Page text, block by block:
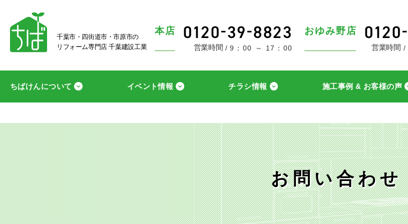
千葉市・四街道市・市原市の
リフォーム専門店 千葉建設工業
本店
営業時間 9：00 ～ 17：00
おゆみ野店
営業時間
ちばけんについて イベント情報 チラシ情報 施工事例 & お客様の声
お問い合わせ